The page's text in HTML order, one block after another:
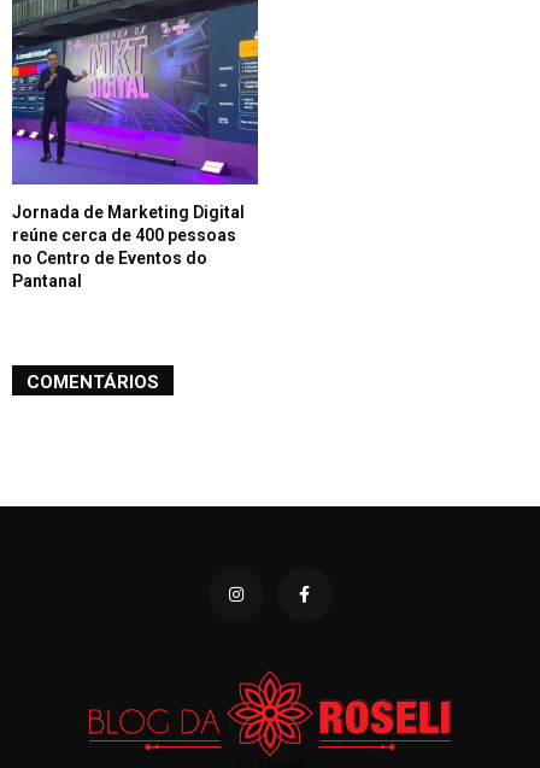
Jornada de Marketing Digital
reúne cerca de 400 pessoas
no Centro de Eventos do
Pantanal
COMENTÁRIOS